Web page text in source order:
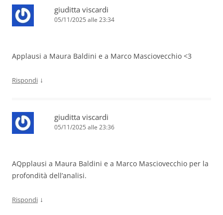
giuditta viscardi
05/11/2025 alle 23:34
Applausi a Maura Baldini e a Marco Masciovecchio <3
Rispondi ↓
giuditta viscardi
05/11/2025 alle 23:36
AQpplausi a Maura Baldini e a Marco Masciovecchio per la
profondità dell’analisi.
Rispondi ↓